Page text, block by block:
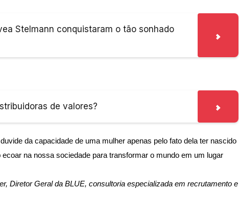
Stelmann conquistaram o tão sonhado
de valores?
da capacidade de uma mulher apenas pelo fato dela ter nascido
na nossa sociedade para transformar o mundo em um lugar
Diretor Geral da BLUE, consultoria especializada em recrutamento e